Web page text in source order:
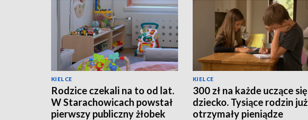
KIELCE
Rodzice czekali na to od lat.
W Starachowicach powstał
pierwszy publiczny żłobek
KIELCE
300 zł na każde uczące się
dziecko. Tysiące rodzin już
otrzymały pieniądze